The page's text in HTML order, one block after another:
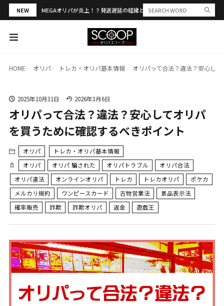
NEW MEGAオリパが炎上！？発送遅延の経緯と評判・当選報告を解説
HOME オリパ トレカ・オリパ基本情報 オリパって合法？違法？安心し
2025年10月31日 2026年3月6日
オリパって合法？違法？安心してオリパ
を買うために確認するべきポイント
オリパ
トレカ・オリパ基本情報
オリパ
オリパ 騙された オリパトラブル
オリパ合法
オリパ違法
オンラインオリパ トレカ トレカオリパ
ポケカ
メルカリ規約
ワンピースカード 古物営業法
景品表示法
確率販売
詐欺 詐欺オリパ 返金 遊戯王